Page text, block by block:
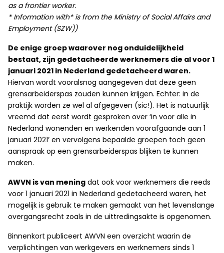
as a frontier worker.
* Information with* is from the Ministry of Social Affairs and
Employment (SZW))
De enige groep waarover nog onduidelijkheid
bestaat, zijn gedetacheerde werknemers die al voor 1
januari 2021 in Nederland gedetacheerd waren.
Hiervan wordt vooralsnog aangegeven dat deze geen
grensarbeiderspas zouden kunnen krijgen. Echter: in de
praktijk worden ze wel al afgegeven (sic!). Het is natuurlijk
vreemd dat eerst wordt gesproken over ‘in voor alle in
Nederland wonenden en werkenden voorafgaande aan 1
januari 2021’ en vervolgens bepaalde groepen toch geen
aanspraak op een grensarbeiderspas blijken te kunnen
maken.
AWVN is van mening dat ook voor werknemers die reeds
voor 1 januari 2021 in Nederland gedetacheerd waren, het
mogelijk is gebruik te maken gemaakt van het levenslange
overgangsrecht zoals in de uittredingsakte is opgenomen.
Binnenkort publiceert AWVN een overzicht waarin de
verplichtingen van werkgevers en werknemers sinds 1